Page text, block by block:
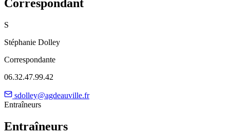
Correspondant
S
Stéphanie Dolley
Correspondante
06.32.47.99.42
sdolley@agdeauville.fr
Entraîneurs
Entraîneurs